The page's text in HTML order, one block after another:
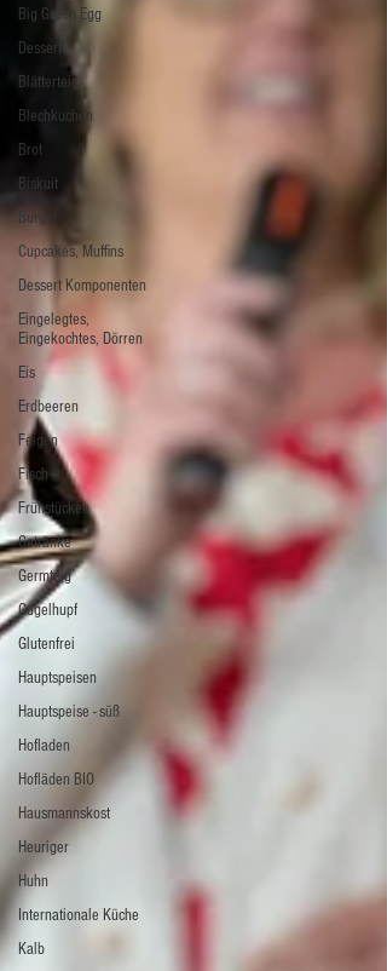
Big Green Egg
Dessert
Blätterteig
Blechkuchen
Brot
Biskuit
Burger
Cupcakes, Muffins
Dessert Komponenten
Eingelegtes,
Eingekochtes, Dörren
Eis
Erdbeeren
Feigen
Fisch
Frühstücken
Getränke
Germteig
Gugelhupf
Glutenfrei
Hauptspeisen
Hauptspeise - süß
Hofladen
Hofläden BIO
Hausmannskost
Heuriger
Huhn
Internationale Küche
Kalb